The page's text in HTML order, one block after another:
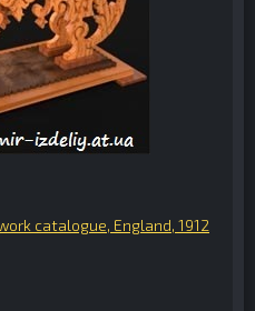
catalogue, England, 1912